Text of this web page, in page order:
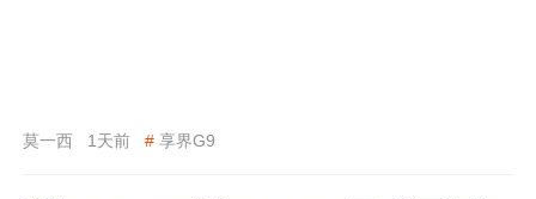
莫一西 1天前 # 享界G9